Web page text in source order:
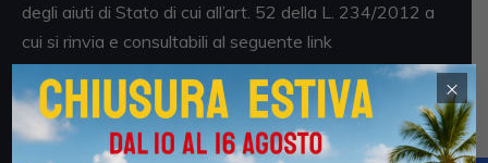
degli aiuti di Stato di cui all’art. 52 della L. 234/2012 a
cui si rinvia e consultabili al seguente link
https://www.rna.gov.it/RegistroNazionaleTrasparenza/
faces/pages/TrasparenzaAiuto.jspx
×